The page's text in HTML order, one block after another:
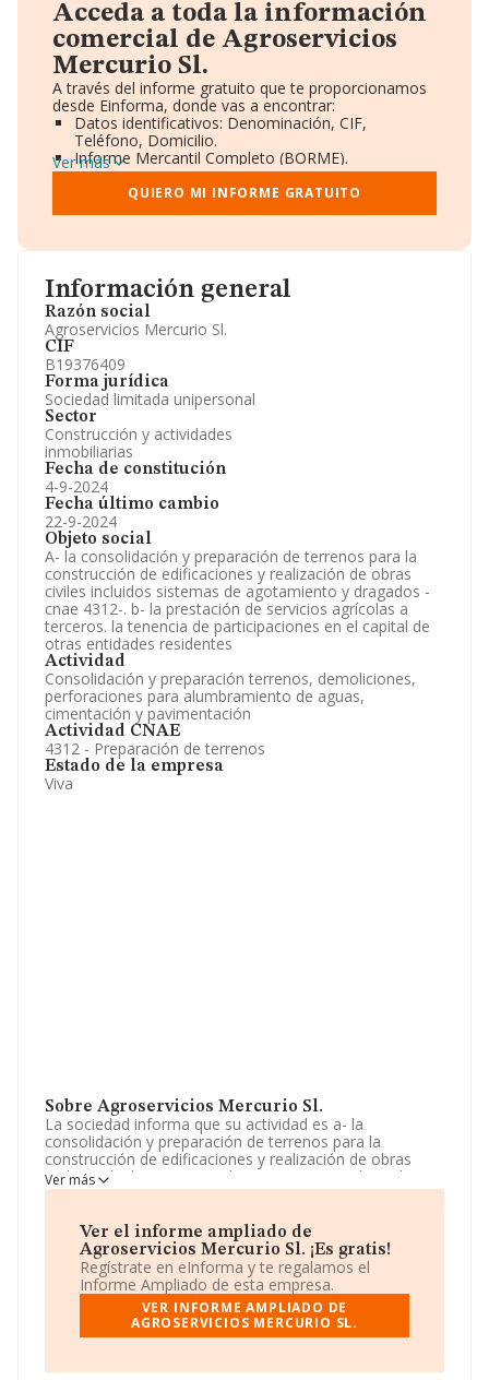
Información general
Razón social
Agroservicios Mercurio Sl.
CIF
B19376409
Forma jurídica
Sociedad limitada unipersonal
Sector
Construcción y actividades
inmobiliarias
Fecha de constitución
4-9-2024
Fecha último cambio
22-9-2024
Objeto social
A- la consolidación y preparación de terrenos para la
construcción de edificaciones y realización de obras
civiles incluidos sistemas de agotamiento y dragados -
cnae 4312-. b- la prestación de servicios agrícolas a
terceros. la tenencia de participaciones en el capital de
otras entidades residentes
Actividad
Consolidación y preparación terrenos, demoliciones,
perforaciones para alumbramiento de aguas,
cimentación y pavimentación
Actividad CNAE
4312 - Preparación de terrenos
Estado de la empresa
Viva
Sobre Agroservicios Mercurio Sl.
La sociedad informa que su actividad es a- la
consolidación y preparación de terrenos para la
construcción de edificaciones y realización de obras
civiles incluidos sistemas de agotamiento y dragados -
cnae 4312-. b- la prestación de servicios agrícolas a
otras entidades residentes. La sociedad está inscrita en
el Registro Mercantil como Sociedad Limitada. Su CNAE
corresponde a 4312 con código 'Preparación de
terrenos'. La compañía no tiene actividad en mercados
exteriores.
La sociedad españolaAgroservicios Mercurio S.L
situada en Calle Linares núm. 2, (14800), en el municipio
Ver más
Ver el informe ampliado de
Agroservicios Mercurio Sl. ¡Es gratis!
Regístrate en eInforma y te regalamos el
Informe Ampliado de esta empresa.
VER INFORME AMPLIADO DE
AGROSERVICIOS MERCURIO SL.
Acceda a toda la información
comercial de Agroservicios
Mercurio Sl.
A través del informe gratuito que te proporcionamos
desde Einforma, donde vas a encontrar:
Datos identificativos: Denominación, CIF,
Teléfono, Domicilio.
Informe Mercantil Completo (BORME).
Gráficos de Evolución Ventas y Empleados.
Consejo de Administración y Administradores.
Directivos y Ejecutivos.
Información oficial y registral complementaria.
Ver más
QUIERO MI INFORME GRATUITO